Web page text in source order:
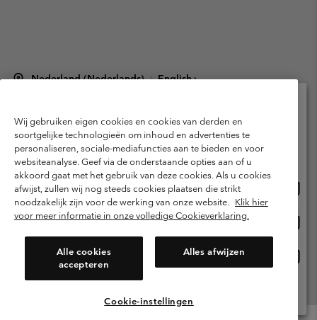
Nederland (Nederlands) | English ›
Gebruiksvoorwaarden
Verkoopvoorwaarden
Garantie
Privacybeleid
Gebruiksvoorwaarden voor lidmaatschap
Voorwaarden voor door gebruikers gegenereerde inhoud
Impressum
Cookies
Public CBCR
Wij gebruiken eigen cookies en cookies van derden en
soortgelijke technologieën om inhoud en advertenties te
personaliseren, sociale-mediafuncties aan te bieden en voor
websiteanalyse. Geef via de onderstaande opties aan of u
akkoord gaat met het gebruik van deze cookies. Als u cookies
afwijst, zullen wij nog steeds cookies plaatsen die strikt
noodzakelijk zijn voor de werking van onze website. Klik hier
voor meer informatie in onze volledige Cookieverklaring.
Alle cookies
accepteren
Alles afwijzen
Cookie-instellingen
Selecteer je verzendlocatie en taal
Online shoppen beschikbaar
United States
Netherlands-English
Netherlands-Dutch
Alle Locaties Bekijken